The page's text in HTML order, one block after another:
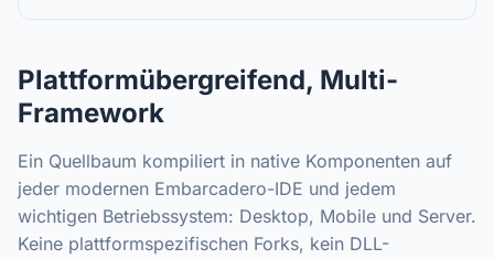
Plattformübergreifend, Multi-
Framework
Ein Quellbaum kompiliert in native Komponenten auf
jeder modernen Embarcadero-IDE und jedem
wichtigen Betriebssystem: Desktop, Mobile und Server.
Keine plattformspezifischen Forks, kein DLL-